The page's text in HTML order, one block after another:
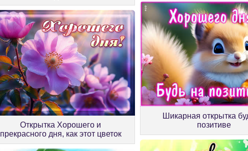
Открытка Хорошего и
прекрасного дня, как этот цветок
Шикарная открытка
позитиве